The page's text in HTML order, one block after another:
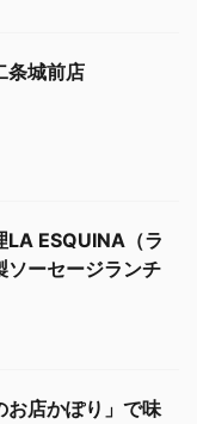
条城前店
LA ESQUINA（ラ
ソーセージランチ
お店かぽり」で味